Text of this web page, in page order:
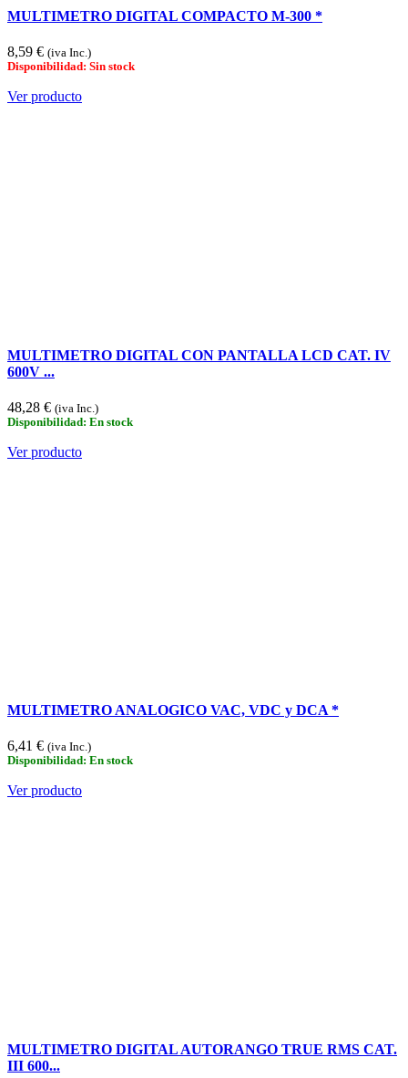
MULTIMETRO DIGITAL COMPACTO M-300 *
8,59 € (iva Inc.)
Disponibilidad: Sin stock
Ver producto
MULTIMETRO DIGITAL CON PANTALLA LCD CAT. IV
600V ...
48,28 € (iva Inc.)
Disponibilidad: En stock
Ver producto
MULTIMETRO ANALOGICO VAC, VDC y DCA *
6,41 € (iva Inc.)
Disponibilidad: En stock
Ver producto
MULTIMETRO DIGITAL AUTORANGO TRUE RMS CAT.
III 600...